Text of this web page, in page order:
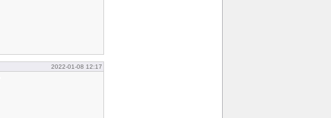
2022-01-08 12:17